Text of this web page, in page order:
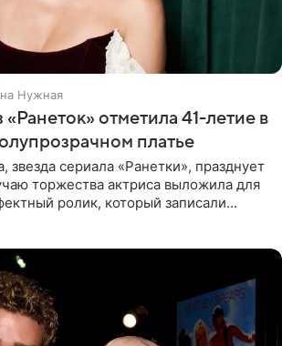
Нужная
отметила 41-летие в
платье
звезда сериала «Ранетки», празднует
торжества актриса выложила для
ролик, который записали